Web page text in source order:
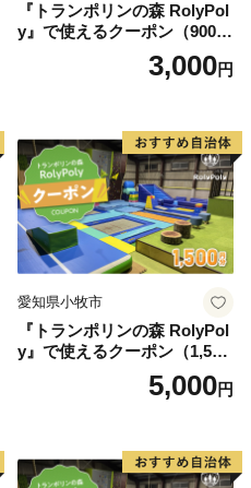
『トランポリンの森 RolyPol
y』で使えるクーポン（900
3,000円
愛知県小牧市
『トランポリンの森 RolyPol
y』で使えるクーポン（1,500
5,000円